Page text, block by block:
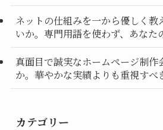
ネットの仕組みを一から優しく教
いか。専門用語を使わず、あなた
真面目で誠実なホームページ制作
か。華やかな実績よりも重視すべ
カテゴリー